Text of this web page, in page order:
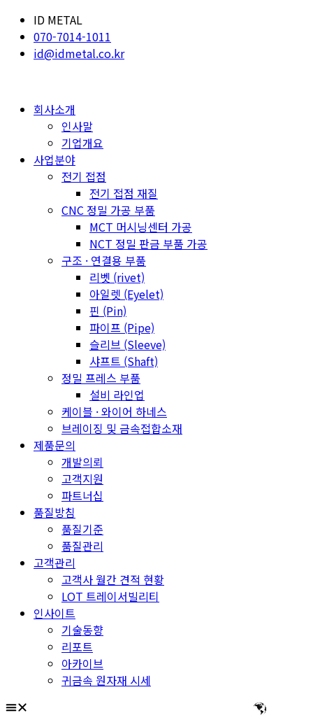
ID METAL
070-7014-1011
id@idmetal.co.kr
회사소개
인사말
기업개요
사업분야
전기 접점
전기 접점 재질
CNC 정밀 가공 부품
MCT 머시닝센터 가공
NCT 정밀 판금 부품 가공
구조 · 연결용 부품
리벳 (rivet)
아일렛 (Eyelet)
핀 (Pin)
파이프 (Pipe)
슬리브 (Sleeve)
샤프트 (Shaft)
정밀 프레스 부품
설비 라인업
케이블 · 와이어 하네스
브레이징 및 금속접합소재
제품문의
개발의뢰
고객지원
파트너십
품질방침
품질기준
품질관리
고객관리
고객사 월간 견적 현황
LOT 트레이서빌리티
인사이트
기술동향
리포트
아카이브
귀금속 원자재 시세